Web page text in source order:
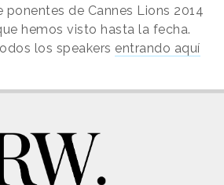
ponentes de Cannes Lions 2014
hemos visto hasta la fecha.
los speakers entrando aquí